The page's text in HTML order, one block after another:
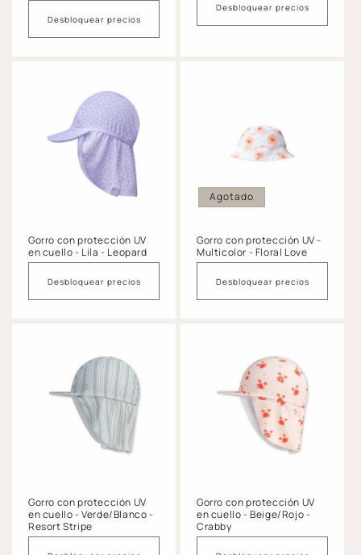
Desbloquear precios
Desbloquear precios
Gorro con protección UV
en cuello - Lila - Leopard
Desbloquear precios
Agotado
Gorro con protección UV -
Multicolor - Floral Love
Desbloquear precios
Gorro con protección UV
en cuello - Verde/Blanco -
Resort Stripe
Gorro con protección UV
en cuello - Beige/Rojo -
Crabby